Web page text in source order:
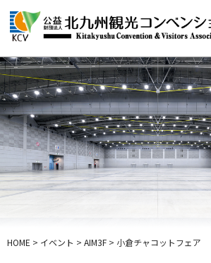
HOME > イベント > AIM3F > 小倉チャコットフェア